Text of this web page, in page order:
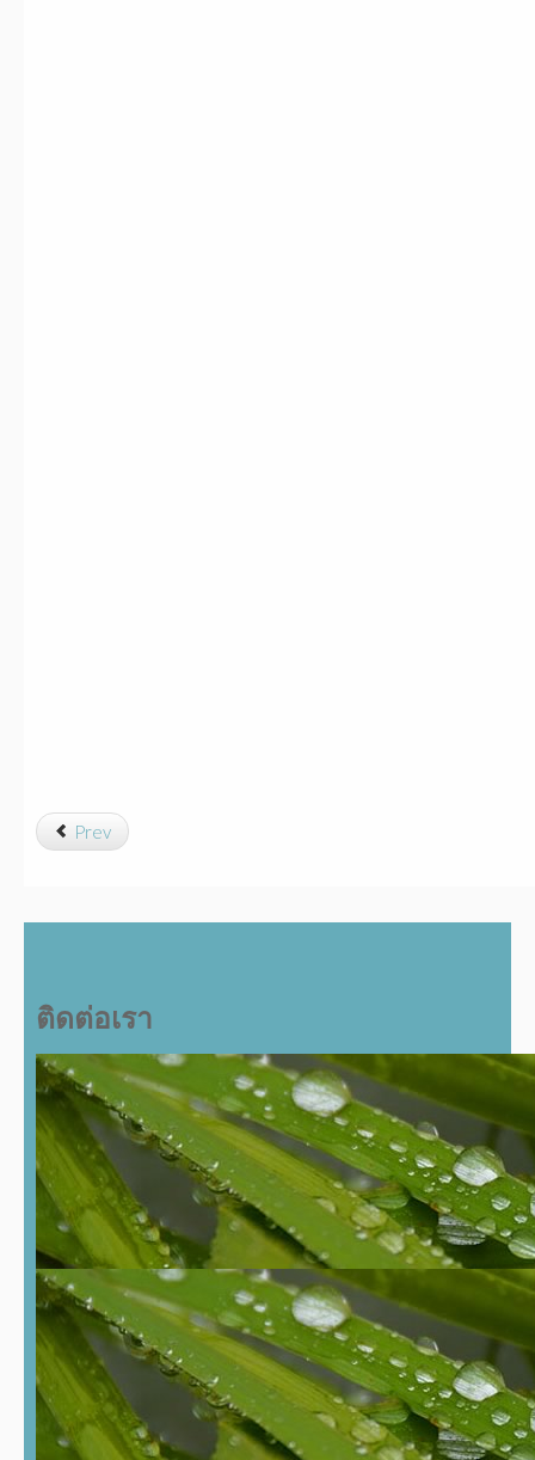
Prev
ติดต่อเรา